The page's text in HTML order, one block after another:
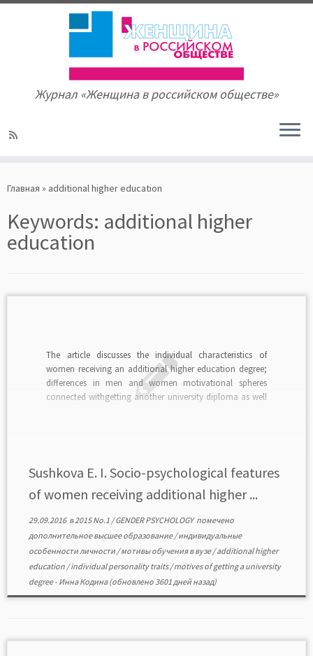
to
Журнал «Женщина в российском обществе»
Главная » additional higher education
Keywords: additional higher
education
The article discusses the individual characteristics of
women receiving an additional higher education degree;
differences in men and women motivational spheres
connected withgetting another university diploma as well
Sushkova E. I. Socio-psychological features
of women receiving additional higher ...
29.09.2016в2015 No.1 /GENDER PSYCHOLOGYпомечено
дополнительное высшее образование/индивидуальные
особенности личности /мотивы обучения в вузе/additional higher
education /individual personality traits/motives of getting a university
degree- Инна Кодина(обновлено 3601 дней назад)